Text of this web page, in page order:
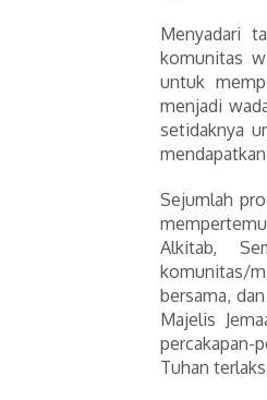
Menyadari
komunitas
untuk
menjadi
setidaknya
Sejumlah
Alkitab,
komunitas/
bersama,
Majelis
percakapan-
Tuhan